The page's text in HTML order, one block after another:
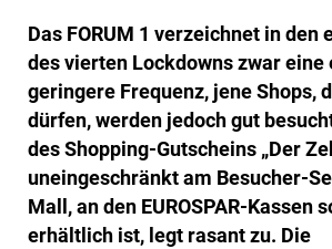
Das FORUM 1 verzeichnet in den
des vierten Lockdowns zwar eine
geringere Frequenz, jene Shops,
dürfen, werden jedoch gut
des Shopping-Gutscheins „Der
uneingeschränkt am Besucher-
Mall, an den EUROSPAR-Kassen
erhältlich ist, legt rasant zu. Die